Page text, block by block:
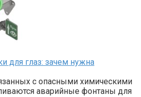
для глаз: зачем нужна
с опасными химическими
аварийные фонтаны для